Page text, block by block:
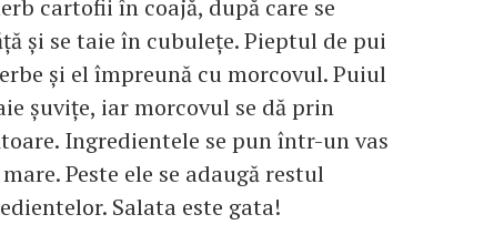
cartofii în coajă, după care se
şi se taie în cubuleţe. Pieptul de pui
şi el împreună cu morcovul. Puiul
şuviţe, iar morcovul se dă prin
Ingredientele se pun într-un vas
Peste ele se adaugă restul
Salata este gata!